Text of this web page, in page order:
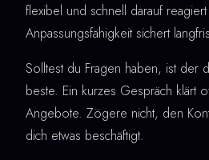
flexibel und schnell darauf
Anpassungsfähigkeit sichert
Solltest du Fragen haben, ist der
beste. Ein kurzes Gespräch klärt
Angebote. Zögere nicht, den
dich etwas beschäftigt.